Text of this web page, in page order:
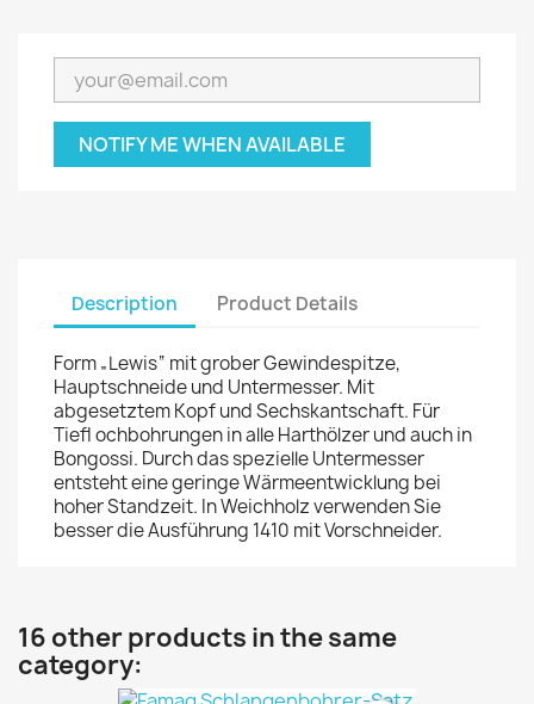
NOTIFY ME WHEN AVAILABLE
Description Product Details
Form „Lewis“ mit grober Gewindespitze,
Hauptschneide und Untermesser. Mit
abgesetztem Kopf und Sechskantschaft. Für
Tiefl ochbohrungen in alle Harthölzer und auch in
Bongossi. Durch das spezielle Untermesser
entsteht eine geringe Wärmeentwicklung bei
hoher Standzeit. In Weichholz verwenden Sie
besser die Ausführung 1410 mit Vorschneider.
16 other products in the same
category: